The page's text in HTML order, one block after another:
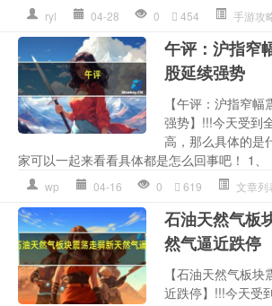
ryl 04-28 0 454 手游攻
午评：沪指窄
股延续强势
【午评：沪指窄
强势】!!!今天受到
高，那么具体的是
家可以一起来看看具体都是怎么回事吧！ 1、
wp 04-16 0 619 文章列
石油天然气板
然气逼近跌停
【石油天然气板
近跌停】!!!今天受